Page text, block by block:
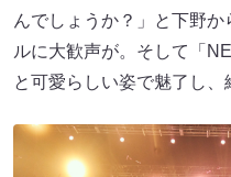
んでしょうか？」と下野
ルに大歓声が。そして「
と可愛らしい姿で魅了し、